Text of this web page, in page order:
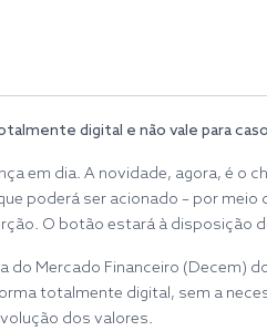
digital e não vale para
em dia. A novidade, agora, é o
poderá ser acionado – por
O botão estará à disposição
Mercado Financeiro (Decem)
totalmente digital, sem a
dos valores.